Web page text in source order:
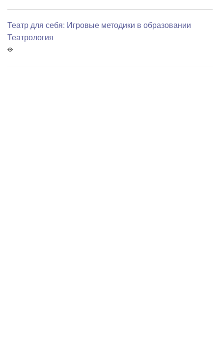
Театр для себя: Игровые методики в образовании
Театрология